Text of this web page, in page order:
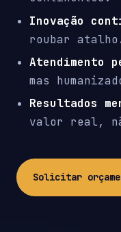
Inovação
roubar
Atendimento
mas
Resultados
valor real,
Solicitar